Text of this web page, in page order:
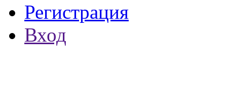
Регистрация
Вход